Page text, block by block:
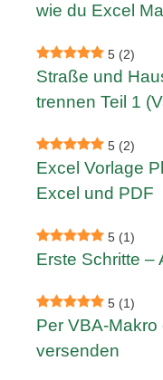
wie du Excel
5 (2)
Straße und
trennen Teil 1
5 (2)
Excel Vorlage
Excel und PDF
5 (1)
Erste Schritte –
5 (1)
Per VBA-
versenden